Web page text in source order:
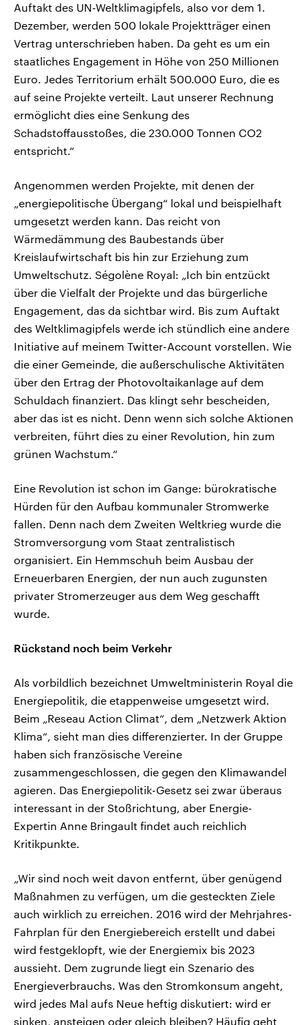
Auftakt des UN-Weltklimagipfels, also vor dem 1.
Dezember, werden 500 lokale Projektträger einen
Vertrag unterschrieben haben. Da geht es um ein
staatliches Engagement in Höhe von 250 Millionen
Euro. Jedes Territorium erhält 500.000 Euro, die es
auf seine Projekte verteilt. Laut unserer Rechnung
ermöglicht dies eine Senkung des
Schadstoffausstoßes, die 230.000 Tonnen CO2
entspricht.“
Angenommen werden Projekte, mit denen der
„energiepolitische Übergang“ lokal und beispielhaft
umgesetzt werden kann. Das reicht von
Wärmedämmung des Baubestands über
Kreislaufwirtschaft bis hin zur Erziehung zum
Umweltschutz. Ségolène Royal: „Ich bin entzückt
über die Vielfalt der Projekte und das bürgerliche
Engagement, das da sichtbar wird. Bis zum Auftakt
des Weltklimagipfels werde ich stündlich eine andere
Initiative auf meinem Twitter-Account vorstellen. Wie
die einer Gemeinde, die außerschulische Aktivitäten
über den Ertrag der Photovoltaikanlage auf dem
Schuldach finanziert. Das klingt sehr bescheiden,
aber das ist es nicht. Denn wenn sich solche Aktionen
verbreiten, führt dies zu einer Revolution, hin zum
grünen Wachstum.“
Eine Revolution ist schon im Gange: bürokratische
Hürden für den Aufbau kommunaler Stromwerke
fallen. Denn nach dem Zweiten Weltkrieg wurde die
Stromversorgung vom Staat zentralistisch
organisiert. Ein Hemmschuh beim Ausbau der
Erneuerbaren Energien, der nun auch zugunsten
privater Stromerzeuger aus dem Weg geschafft
wurde.
Rückstand noch beim Verkehr
Als vorbildlich bezeichnet Umweltministerin Royal die
Energiepolitik, die etappenweise umgesetzt wird.
Beim „Reseau Action Climat“, dem „Netzwerk Aktion
Klima“, sieht man dies differenzierter. In der Gruppe
haben sich französische Vereine
zusammengeschlossen, die gegen den Klimawandel
agieren. Das Energiepolitik-Gesetz sei zwar überaus
interessant in der Stoßrichtung, aber Energie-
Expertin Anne Bringault findet auch reichlich
Kritikpunkte.
„Wir sind noch weit davon entfernt, über genügend
Maßnahmen zu verfügen, um die gesteckten Ziele
auch wirklich zu erreichen. 2016 wird der Mehrjahres-
Fahrplan für den Energiebereich erstellt und dabei
wird festgeklopft, wie der Energiemix bis 2023
aussieht. Dem zugrunde liegt ein Szenario des
Energieverbrauchs. Was den Stromkonsum angeht,
wird jedes Mal aufs Neue heftig diskutiert: wird er
sinken, ansteigen oder gleich bleiben? Häufig geht